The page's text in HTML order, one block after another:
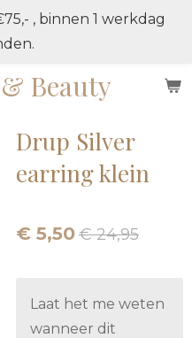
Beauty
, binnen 1 werkdag
Drup Silver
earring klein
€ 5,50 € 24,95
Laat het me weten
wanneer dit